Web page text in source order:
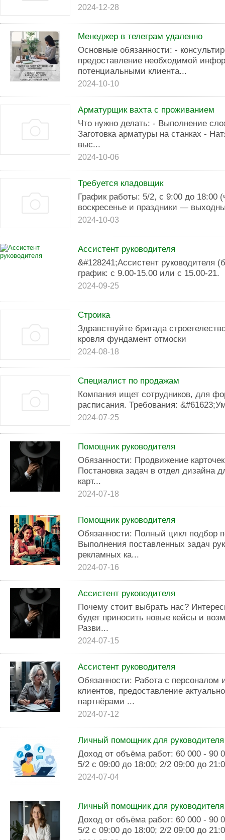
2024-12-28
Менеджер в телеграм удаленно
Основные обязанности: -
предоставление необходимой
потенциальными клиента...
2024-10-10
Арматурщик вахта с проживанием
Что нужно делать: - Выполнение
Заготовка арматуры на станках -
выс...
2024-10-06
Требуется кладовщик
График работы: 5/2, с 9:00 до 18:00
воскресенье и праздники —
2024-10-03
Ассистент руководителя
&#128241;Ассистент руководителя
график: с 9.00-15.00 или с 15.00-21.
2024-09-25
Строика
Здравствуйте бригада
кровля фундамент отмоски
2024-08-18
Специалист по продажам
Компания ищет сотрудников, для
расписания. Требования:
2024-07-25
Помощник руководителя
Обязанности: Продвижение
Постановка задач в отдел дизайна
карт...
2024-07-18
Помощник руководителя
Обязанности: Полный цикл подбор
Выполнения поставленных задач
рекламных ка...
2024-07-16
Ассистент руководителя
Почему стоит выбрать нас?
будет приносить новые кейсы и
Разви...
2024-07-15
Ассистент руководителя
Обязанности: Работа с персоналом
клиентов, предоставление
партнёрами ...
2024-07-12
Личный помощник для руководителя
Доход от объёма работ: 60 000 - 90
5/2 с 09:00 до 18:00; 2/2 09:00 до
2024-07-04
Личный помощник для руководителя
Доход от объёма работ: 60 000 - 90
5/2 с 09:00 до 18:00; 2/2 09:00 до